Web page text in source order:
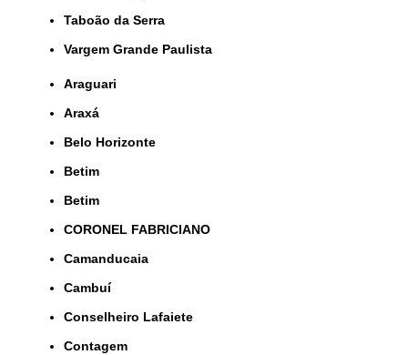
Taboão da Serra
Vargem Grande Paulista
Araguari
Araxá
Belo Horizonte
Betim
Betim
CORONEL FABRICIANO
Camanducaia
Cambuí
Conselheiro Lafaiete
Contagem